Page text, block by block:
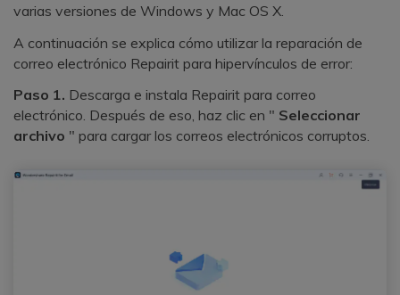
varias versiones de Windows y Mac OS X.
A continuación se explica cómo utilizar la reparación de
correo electrónico Repairit para hipervínculos de error:
Paso 1. Descarga e instala Repairit para correo
electrónico. Después de eso, haz clic en " Seleccionar
archivo " para cargar los correos electrónicos corruptos.